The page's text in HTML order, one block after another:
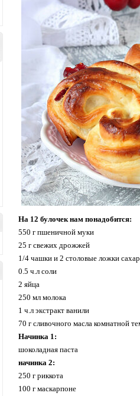
На 12 булочек нам понадобится:
550 г пшеничной муки
25 г свежих дрожжей
1/4 чашки и 2 столовые ложки
0.5 ч.л соли
2 яйца
250 мл молока
1 ч.л экстракт ванили
70 г сливочного масла комнатной
Начинка 1:
шоколадная паста
начинка 2:
250 г риккота
100 г маскарпоне